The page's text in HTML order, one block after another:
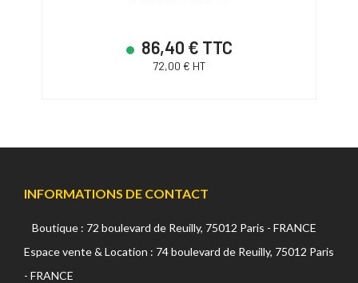
86,40 € TTC
72,00 € HT
INFORMATIONS DE CONTACT
Boutique : 72 boulevard de Reuilly, 75012 Paris - FRANCE
Espace vente & Location : 74 boulevard de Reuilly, 75012 Paris
- FRANCE